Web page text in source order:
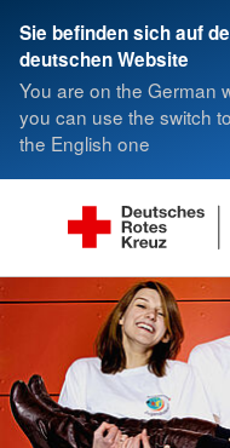
Sie befinden sich auf
deutschen Website
You are on the German
you can use the switch
the English one